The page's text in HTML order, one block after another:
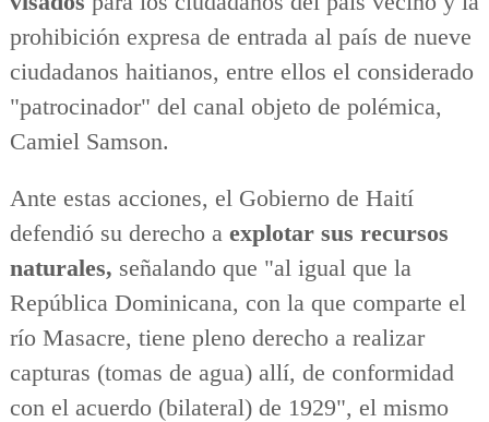
prohibición expresa de entrada al país de nueve
ciudadanos haitianos, entre ellos el considerado
"patrocinador" del canal objeto de polémica,
Camiel Samson.
Ante estas acciones, el Gobierno de Haití
defendió su derecho a explotar sus recursos
naturales, señalando que "al igual que la
República Dominicana, con la que comparte el
río Masacre, tiene pleno derecho a realizar
capturas (tomas de agua) allí, de conformidad
con el acuerdo (bilateral) de 1929", el mismo